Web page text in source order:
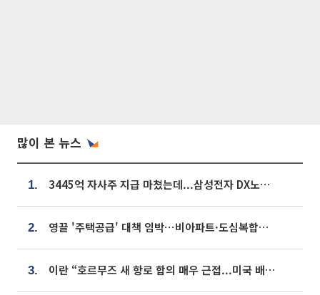
많이 본 뉴스
1. 3445억 자사주 지급 마쳤는데...삼성전자 DX노조, 뒤늦은 '떼쓰기 집회'
2. 영끌 '주택공급' 대책 임박⋯비아파트·도심복합까지 총동원
3. 이란 “호르무즈 새 항로 합의 매우 근접...미국 배상 먼저”